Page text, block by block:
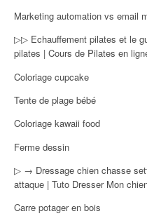
Marketing automation vs email
▷▷ Echauffement pilates et le
pilates | Cours de Pilates en
Coloriage cupcake
Tente de plage bébé
Coloriage kawaii food
Ferme dessin
▷ → Dressage chien chasse
attaque | Tuto Dresser Mon
Carre potager en bois